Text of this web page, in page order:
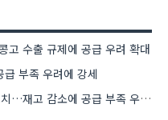
수출 규제에 공급 우려 확대
부족 우려에 강세
[비철금속 시황] 구리 2개월 만에 최고치…재고 감소에 공급 부족 우려 확대